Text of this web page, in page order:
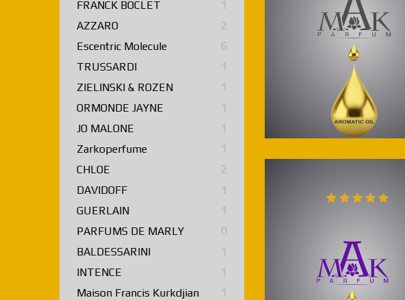
FRANCK BOCLET
1
AZZARO
2
Escentric Molecule
6
TRUSSARDI
1
ZIELINSKI & ROZEN
1
ORMONDE JAYNE
1
JO MALONE
1
Zarkoperfume
1
CHLOE
2
DAVIDOFF
1
GUERLAIN
1
PARFUMS DE MARLY
0
BALDESSARINI
1
INTENCE
1
Maison Francis Kurkdjian
1